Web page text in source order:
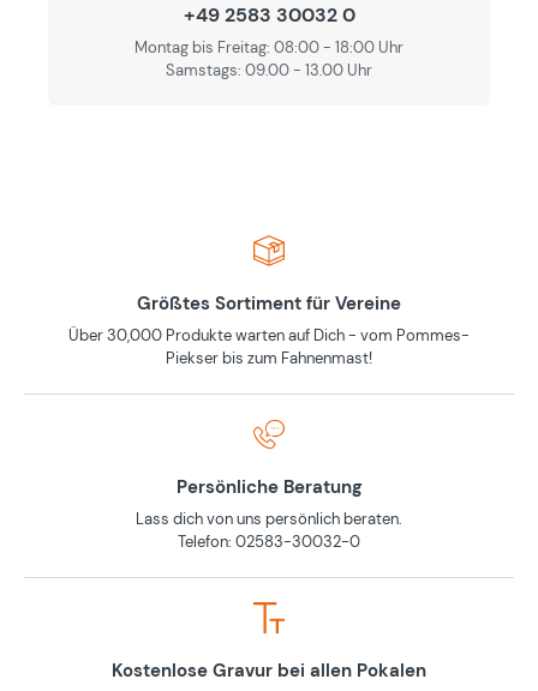
+49 2583 30032 0
Montag bis Freitag: 08:00 - 18:00 Uhr
Samstags: 09.00 - 13.00 Uhr
Größtes Sortiment für Vereine
Über 30,000 Produkte warten auf Dich - vom Pommes-
Piekser bis zum Fahnenmast!
Persönliche Beratung
Lass dich von uns persönlich beraten.
Telefon: 02583-30032-0
Kostenlose Gravur bei allen Pokalen